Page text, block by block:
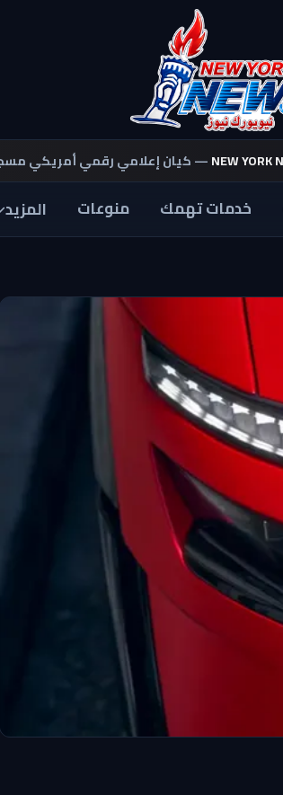
NEW YORK— كيان إعلامي رقمي أمريكي
خدمات تهمك منوعات المزيد